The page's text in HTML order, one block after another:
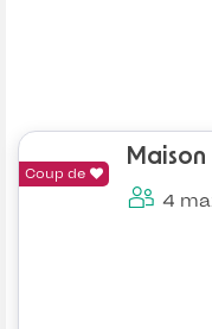
Coup de
Maison
4